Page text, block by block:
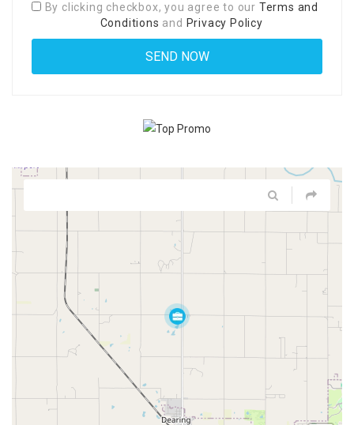
By clicking checkbox, you agree to our Terms and
Conditions and Privacy Policy